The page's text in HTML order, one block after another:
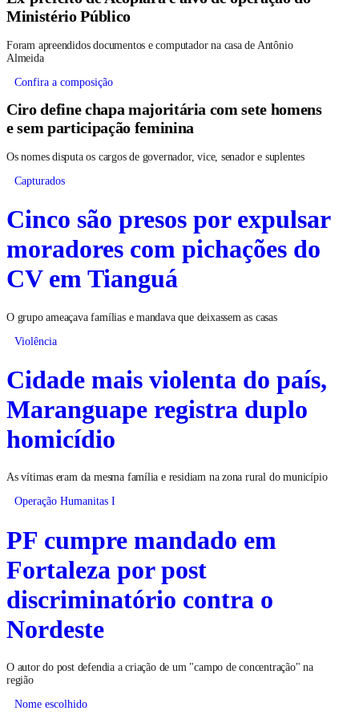
Ministério Público
Foram apreendidos documentos e computador na casa de Antônio
Almeida
Confira a composição
Ciro define chapa majoritária com sete homens
e sem participação feminina
Os nomes disputa os cargos de governador, vice, senador e suplentes
Capturados
Cinco são presos por expulsar
moradores com pichações do
CV em Tianguá
O grupo ameaçava famílias e mandava que deixassem as casas
Violência
Cidade mais violenta do país,
Maranguape registra duplo
homicídio
As vítimas eram da mesma família e residiam na zona rural do município
Operação Humanitas I
PF cumpre mandado em
Fortaleza por post
discriminatório contra o
Nordeste
O autor do post defendia a criação de um "campo de concentração" na
região
Nome escolhido